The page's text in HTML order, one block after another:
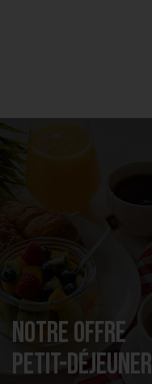
Notre offre
Petit-déjeuner